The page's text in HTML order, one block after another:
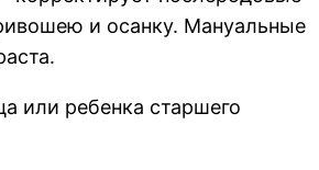
и осанку. Мануальные
или ребенка старшего